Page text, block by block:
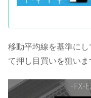
移動平均線を基準に
て押し目買いを狙いま